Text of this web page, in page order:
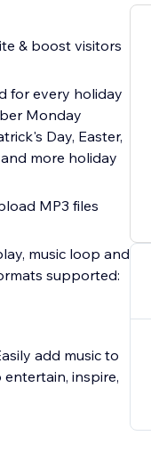
& boost visitors
for every holiday
Monday
Day, Easter,
more holiday
MP3 files
music loop and
supported:
add music to
inspire,